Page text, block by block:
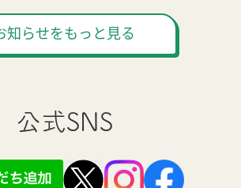
知らせをもっと見る
公式SNS